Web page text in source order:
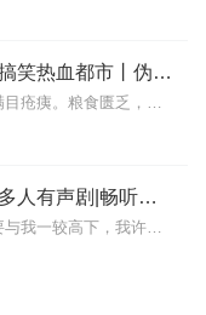
第九特区丨头陀渊演播丨搞笑热血都市丨伪戒丨VIP免费多人有声剧
【内容简介】灾变过后，大地满目疮痍。粮食匮乏，资源紧俏，局势混乱……一位从待规划区杀出来的青年，背对着漫天黄沙，孤身来到九区谋生，却不曾想偶然结识三五好友，一念...
大奉打更人丨头陀渊领衔多人有声剧|畅听全集|王鹤棣、田曦薇主演影视剧原著|卖报小郎君
【冒泡有奖】听说杨千幻那厮要与我一较高下，我许七安要开始装叉了！快进入声音播放页戳下方输入框，冒个泡偷偷告诉我，我要用哪些诗词才能胜过他？说得好的，有赏！202...